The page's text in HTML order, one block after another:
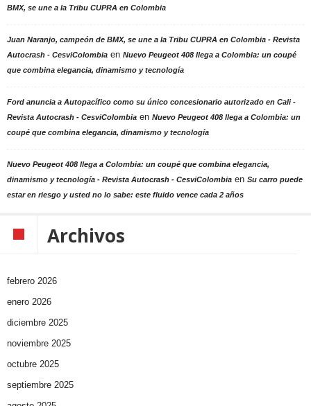
BMX, se une a la Tribu CUPRA en Colombia
Juan Naranjo, campeón de BMX, se une a la Tribu CUPRA en Colombia - Revista
Autocrash - CesviColombia en Nuevo Peugeot 408 llega a Colombia: un coupé
que combina elegancia, dinamismo y tecnología
Ford anuncia a Autopacífico como su único concesionario autorizado en Cali -
Revista Autocrash - CesviColombia en Nuevo Peugeot 408 llega a Colombia: un
coupé que combina elegancia, dinamismo y tecnología
Nuevo Peugeot 408 llega a Colombia: un coupé que combina elegancia,
dinamismo y tecnología - Revista Autocrash - CesviColombia en Su carro puede
estar en riesgo y usted no lo sabe: este fluido vence cada 2 años
Archivos
febrero 2026
enero 2026
diciembre 2025
noviembre 2025
octubre 2025
septiembre 2025